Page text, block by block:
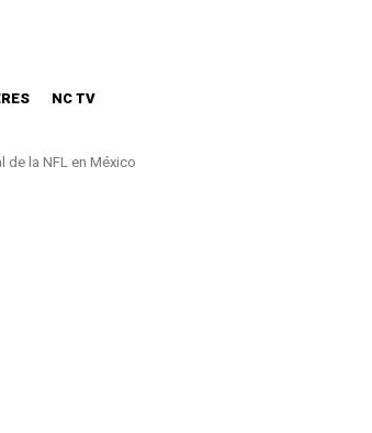
NC TV
la NFL en México